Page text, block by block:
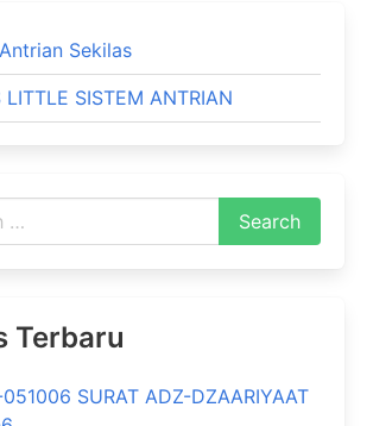
Sekilas
LITTLE SISTEM ANTRIAN
Terbaru
SURAT ADZ-DZAARIYAAT